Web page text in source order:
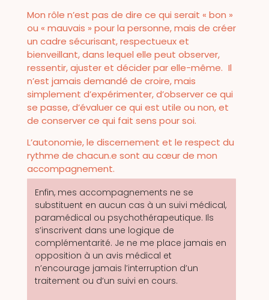
Mon rôle n’est pas de dire ce qui serait « bon »
ou « mauvais » pour la personne, mais de créer
un cadre sécurisant, respectueux et
bienveillant, dans lequel elle peut observer,
ressentir, ajuster et décider par elle-même. Il
n’est jamais demandé de croire, mais
simplement d’expérimenter, d’observer ce qui
se passe, d’évaluer ce qui est utile ou non, et
de conserver ce qui fait sens pour soi.
L’autonomie, le discernement et le respect du
rythme de chacun.e sont au cœur de mon
accompagnement.
Enfin, mes accompagnements ne se
substituent en aucun cas à un suivi médical,
paramédical ou psychothérapeutique. Ils
s’inscrivent dans une logique de
complémentarité. Je ne me place jamais en
opposition à un avis médical et
n’encourage jamais l’interruption d’un
traitement ou d’un suivi en cours.